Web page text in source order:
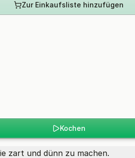
Zur Einkaufsliste hinzufügen
Kochen
zart und dünn zu machen.